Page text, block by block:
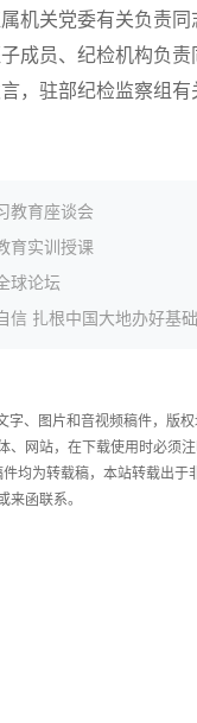
关党委有关负责同
成员、纪检机构负
，驻部纪检监察组有
教育座谈会
育实训授课
球论坛
字、图片和音视频稿件，版
网站，在下载使用时必须
均为转载稿，本站转载出
来函联系。